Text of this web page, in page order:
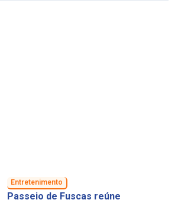
Entretenimento
Passeio de Fuscas reúne